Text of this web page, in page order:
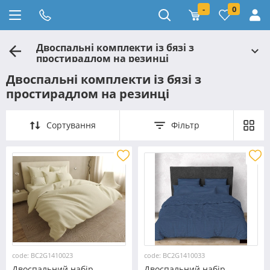
- 0
Двоспальні комплекти із бязі з
простирадлом на резинці
Двоспальні комплекти із бязі з
простирадлом на резинці
Сортування Фільтр
code: BC2G1410023 code: BC2G1410033